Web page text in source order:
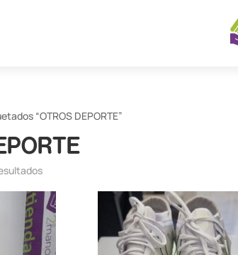
“OTROS DEPORTE”